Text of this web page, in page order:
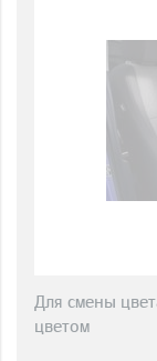
Для смены
цветом